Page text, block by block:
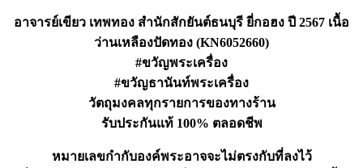
อาจารย์เขียว เทพทอง สำนักสักยันต์ธนบุรี ยี่กอฮง ปี 2567 เนื้อ
ว่านเหลืองปัดทอง (KN6052660)
#ขวัญพระเครื่อง
#ขวัญธานันท์พระเครื่อง
วัตถุมงคลทุกรายการของทางร้าน
รับประกันแท้ 100% ตลอดชีพ
หมายเลขกำกับองค์พระอาจจะไม่ตรงกับที่ลงไว้